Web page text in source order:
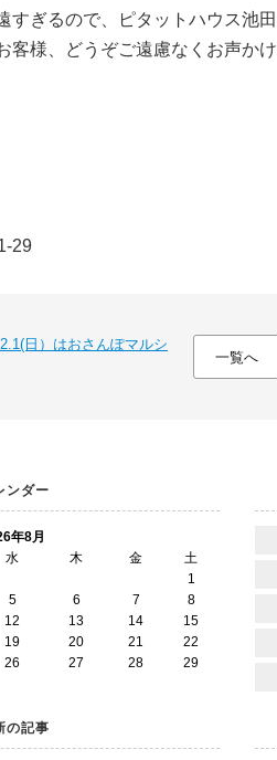
すぎるので、ピタットハウス池
客様、どうぞご遠慮なくお声かけ
29
日）はおさんぽマルシ
一覧へ
ンダー
年8月
水 木 金
土
1
5 6 7
8
12 13 14
15
19 20 21
22
26 27 28
29
の記事